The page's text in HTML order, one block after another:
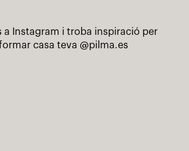
a Instagram i troba inspiració per
casa teva @pilma.es